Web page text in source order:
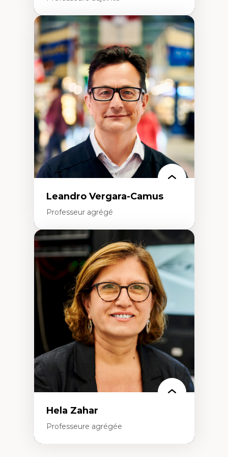
Expertises
Art
Anti-discrimination
Décolonisation de l’enseignement, de la
recherche, des institutions administratives
et syndicales
Pluralisme épistémologique et
francophonie
Culture
Politiques culturelles
Vivre ensemble
Anti-racisme
Anti-sexisme
Pratiques non oppressives
Leandro Vergara-Camus
Professeur agrégé
Expertises
Amérique latine
Théories du développement et
développement alternatif
Théories de l’État
Développement durable
Économie politique
Théories marxistes
Mouvements sociaux
Transition énergétique
Énergies renouvelables
Hela Zahar
Professeure agrégée